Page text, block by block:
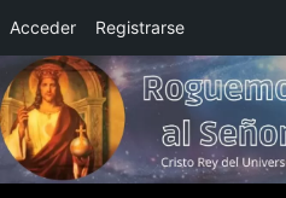
Acceder Registrarse
Saltar
al
contenido